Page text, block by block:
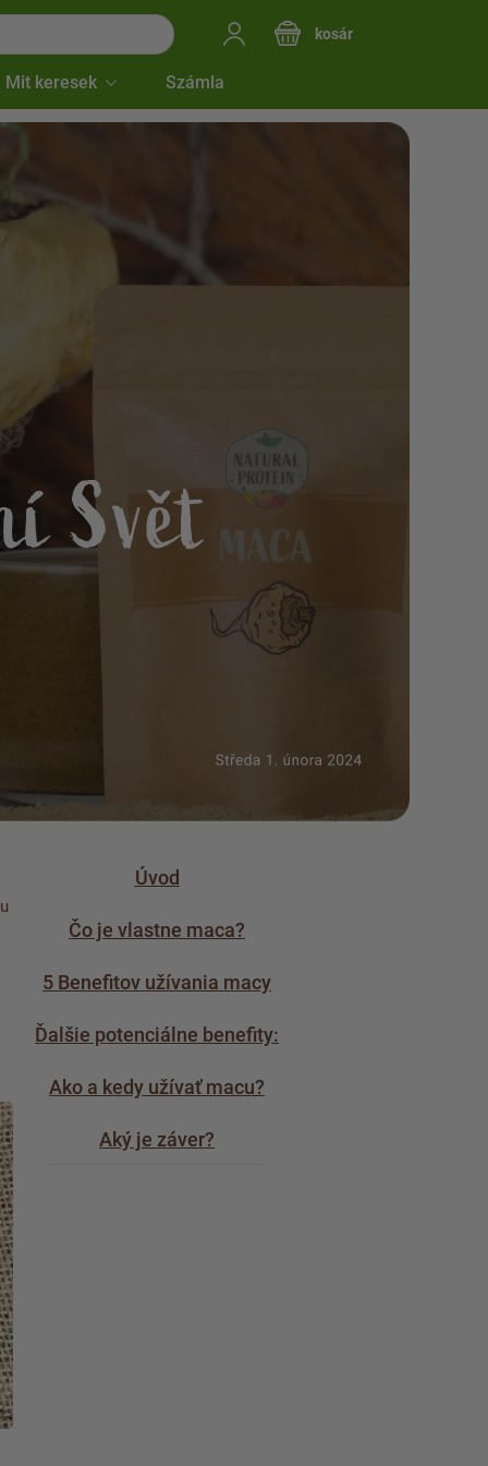
kosár
Mit keresek Számla
Úvod
Čo je vlastne maca?
5 Benefitov užívania macy
Ďalšie potenciálne benefity:
Ako a kedy užívať macu?
Aký je záver?